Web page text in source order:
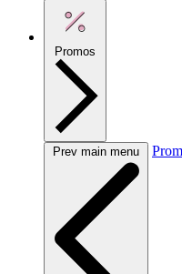
Promos
Prev main menu